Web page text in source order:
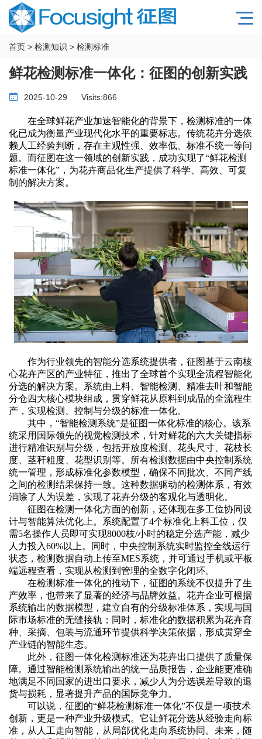
首页 > 检测知识 > 检测标准
鲜花检测标准一体化：征图的创新实践
2025-10-29 Visits:866
在全球鲜花产业加速智能化的背景下，检测标准的一体
化已成为衡量产业现代化水平的重要标志。传统花卉分选依
赖人工经验判断，存在主观性强、效率低、标准不统一等问
题。而征图在这一领域的创新实践，成功实现了“鲜花检测
标准一体化”，为花卉商品化生产提供了科学、高效、可复
制的解决方案。
作为行业领先的智能分选系统提供者，征图基于云南核
心花卉产区的产业特征，推出了全球首个实现全流程智能化
分选的解决方案。系统由上料、智能检测、精准去叶和智能
分仓四大核心模块组成，贯穿鲜花从原料到成品的全流程生
产，实现检测、控制与分级的标准一体化。
其中， “智能检测系统”是征图一体化标准的核心。该系
统采用国际领先的视觉检测技术，针对鲜花的六大关键指标
进行精准识别与分级，包括开放度检测、花头尺寸、花枝长
度、茎秆粗度、花型识别等。所有检测数据由中央控制系统
统一管理，形成标准化参数模型，确保不同批次、不同产线
之间的检测结果保持一致。这种数据驱动的检测体系，有效
消除了人为误差，实现了花卉分级的客观化与透明化。
征图在检测一体化方面的创新，还体现在多工位协同设
计与智能算法优化上。系统配置了4个标准化上料工位，仅
需5名操作人员即可实现8000枝/小时的稳定分选产能，减少
人力投入60%以上。同时，中央控制系统实时监控全线运行
状态，检测数据自动上传至MES系统，并可通过手机或平板
端远程查看，实现从检测到管理的全数字化闭环。
在检测标准一体化的推动下，征图的系统不仅提升了生
产效率，也带来了显著的经济与品牌效益。花卉企业可根据
系统输出的数据模型，建立自有的分级标准体系，实现与国
际市场标准的无缝接轨；同时，标准化的数据积累为花卉育
种、采摘、包装与流通环节提供科学决策依据，形成贯穿全
产业链的智能生态。
此外，征图一体化检测标准还为花卉出口提供了质量保
障。通过智能检测系统输出的统一品质报告，企业能更准确
地满足不同国家的进出口要求，减少人为分选误差导致的退
货与损耗，显著提升产品的国际竞争力。
可以说，征图的“鲜花检测标准一体化”不仅是一项技术
创新，更是一种产业升级模式。它让鲜花分选从经验走向标
准，从人工走向智能，从局部优化走向系统协同。未来，随